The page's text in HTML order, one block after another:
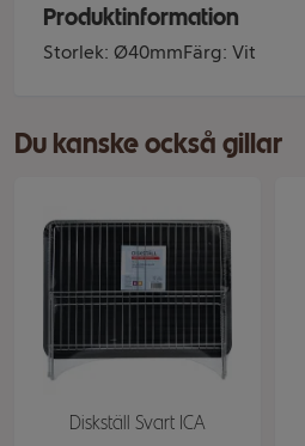
Produktinformation
Storlek: Ø40mmFärg: Vit
Du kanske också gillar
Diskställ Svart ICA